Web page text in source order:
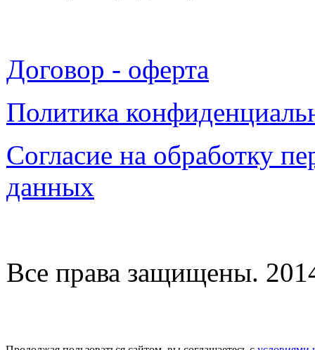
Договор - оферта
Политика
Согласие на обработку
данных
Все права защищены.